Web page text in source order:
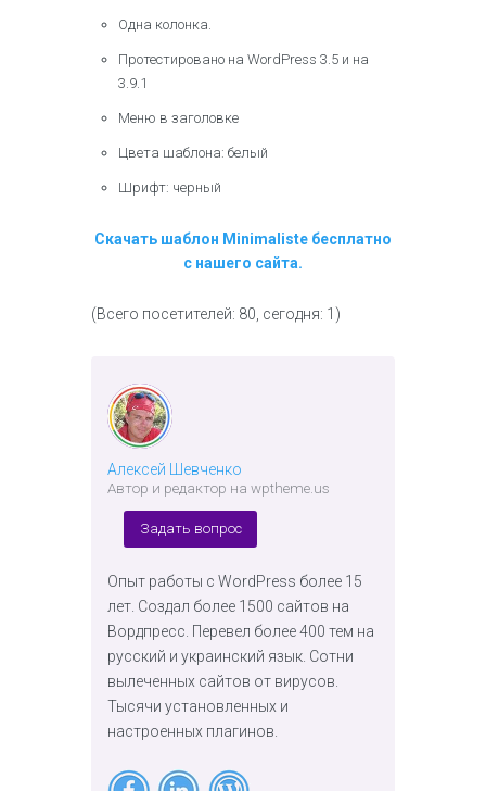
Одна колонка.
Протестировано на WordPress 3.5 и на
3.9.1
Меню в заголовке
Цвета шаблона: белый
Шрифт: черный
Скачать шаблон Minimaliste бесплатно
с нашего сайта.
(Всего посетителей: 80, сегодня: 1)
Алексей Шевченко
Автор и редактор на wptheme.us
Задать вопрос
Опыт работы с WordPress более 15
лет. Создал более 1500 сайтов на
Вордпресс. Перевел более 400 тем на
русский и украинский язык. Сотни
вылеченных сайтов от вирусов.
Тысячи установленных и
настроенных плагинов.